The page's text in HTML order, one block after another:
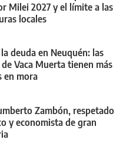
Milei 2027 y el límite a las
locales
deuda en Neuquén: las
Vaca Muerta tienen más
en mora
Zambón, respetado
y economista de gran